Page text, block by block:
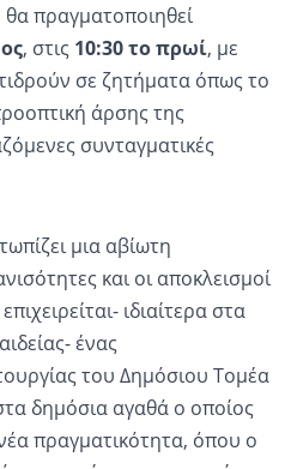
θα πραγματοποιηθεί
, στις 10:30 το πρωί, με
σε ζητήματα όπως το
άρσης της
συνταγματικές
μια αβίωτη
και οι αποκλεισμοί
ιδιαίτερα στα
ένας
του Δημόσιου Τομέα
δημόσια αγαθά ο οποίος
πραγματικότητα, όπου ο